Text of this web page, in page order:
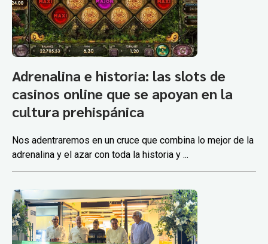
Adrenalina e historia: las slots de
casinos online que se apoyan en la
cultura prehispánica
Nos adentraremos en un cruce que combina lo mejor de la
adrenalina y el azar con toda la historia y ...